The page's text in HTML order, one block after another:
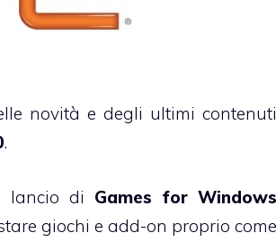
novità e degli ultimi contenuti
.
lancio di Games for Windows
giochi e add-on proprio come